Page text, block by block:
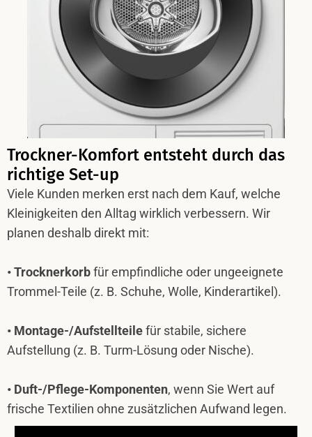
Trockner-Komfort entsteht durch das
richtige Set-up
Viele Kunden merken erst nach dem Kauf, welche
Kleinigkeiten den Alltag wirklich verbessern. Wir
planen deshalb direkt mit:
• Trocknerkorbfür empfindliche oder ungeeignete
Trommel-Teile (z. B. Schuhe, Wolle, Kinderartikel).
• Montage-/Aufstellteilefür stabile, sichere
Aufstellung (z. B. Turm-Lösung oder Nische).
• Duft-/Pflege-Komponenten, wenn Sie Wert auf
frische Textilien ohne zusätzlichen Aufwand legen.